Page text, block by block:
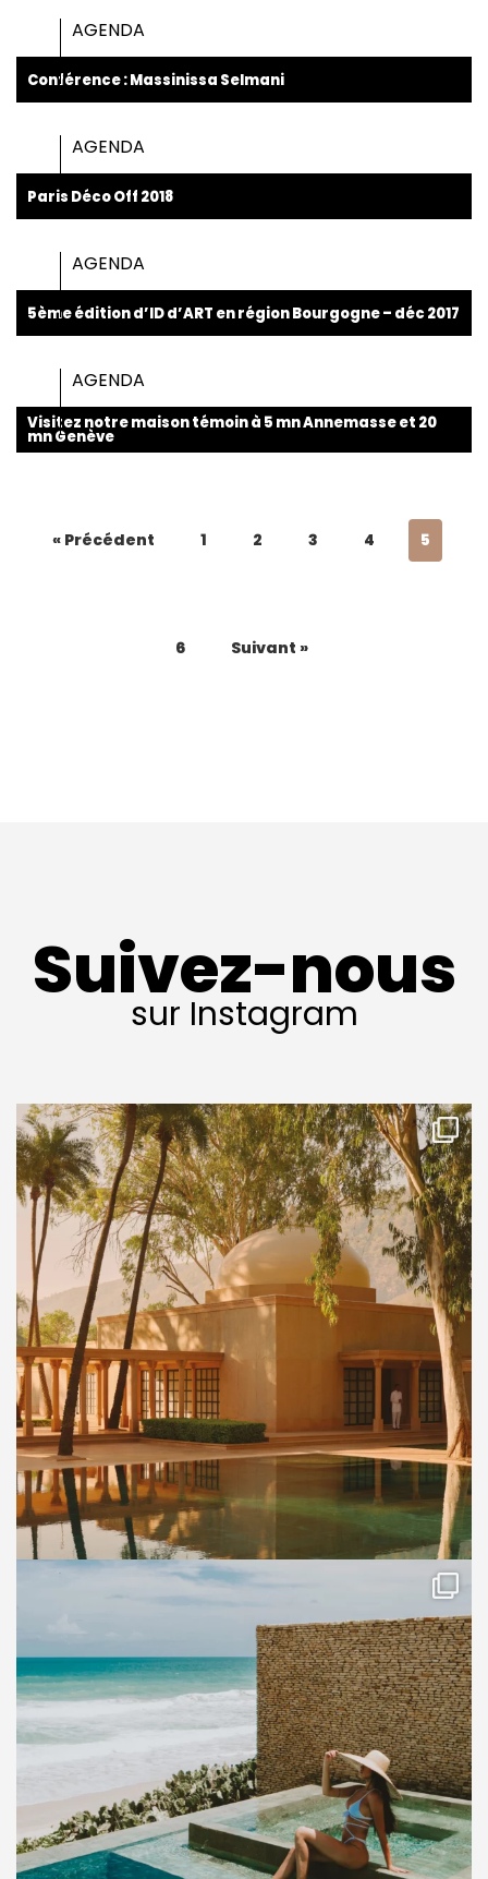
AGENDA
Conférence : Massinissa Selmani
AGENDA
Paris Déco Off 2018
AGENDA
5ème édition d’ID d’ART en région Bourgogne – déc 2017
AGENDA
Visitez notre maison témoin à 5 mn Annemasse et 20
mn Genève
« Précédent 1 2 3 4 5
6 Suivant »
Suivez-nous
sur Instagram